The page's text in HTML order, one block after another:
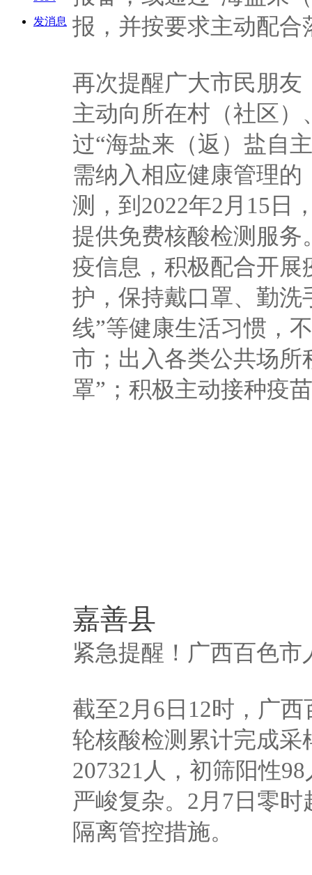
发消息 报，并按要求主动配
再次提醒广大市民朋
主动向所在村（社区
过“海盐来（返）盐自
需纳入相应健康管理
测，到2022年2月15日
提供免费核酸检测服
疫信息，积极配合开
护，保持戴口罩、勤洗
线”等健康生活习惯，
市；出入各类公共场所
罩”；积极主动接种疫
嘉善县
紧急提醒！广西百色
截至2月6日12时，广
轮核酸检测累计完成采
207321人，初筛阳性
严峻复杂。2月7日零
隔离管控措施。